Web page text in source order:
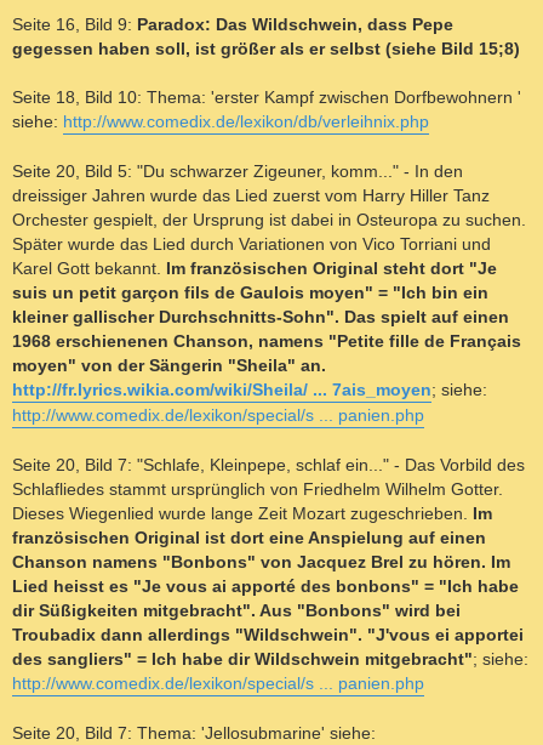
Seite 16, Bild 9: Paradox: Das Wildschwein, dass Pepe
gegessen haben soll, ist größer als er selbst (siehe Bild 15;8)
Seite 18, Bild 10: Thema: 'erster Kampf zwischen Dorfbewohnern '
siehe: http://www.comedix.de/lexikon/db/verleihnix.php
Seite 20, Bild 5: "Du schwarzer Zigeuner, komm..." - In den
dreissiger Jahren wurde das Lied zuerst vom Harry Hiller Tanz
Orchester gespielt, der Ursprung ist dabei in Osteuropa zu suchen.
Später wurde das Lied durch Variationen von Vico Torriani und
Karel Gott bekannt. Im französischen Original steht dort "Je
suis un petit garçon fils de Gaulois moyen" = "Ich bin ein
kleiner gallischer Durchschnitts-Sohn". Das spielt auf einen
1968 erschienenen Chanson, namens "Petite fille de Français
moyen" von der Sängerin "Sheila" an.
http://fr.lyrics.wikia.com/wiki/Sheila/ ... 7ais_moyen; siehe:
http://www.comedix.de/lexikon/special/s ... panien.php
Seite 20, Bild 7: "Schlafe, Kleinpepe, schlaf ein..." - Das Vorbild des
Schlafliedes stammt ursprünglich von Friedhelm Wilhelm Gotter.
Dieses Wiegenlied wurde lange Zeit Mozart zugeschrieben. Im
französischen Original ist dort eine Anspielung auf einen
Chanson namens "Bonbons" von Jacquez Brel zu hören. Im
Lied heisst es "Je vous ai apporté des bonbons" = "Ich habe
dir Süßigkeiten mitgebracht". Aus "Bonbons" wird bei
Troubadix dann allerdings "Wildschwein". "J'vous ei apportei
des sangliers" = Ich habe dir Wildschwein mitgebracht"; siehe:
http://www.comedix.de/lexikon/special/s ... panien.php
Seite 20, Bild 7: Thema: 'Jellosubmarine' siehe: